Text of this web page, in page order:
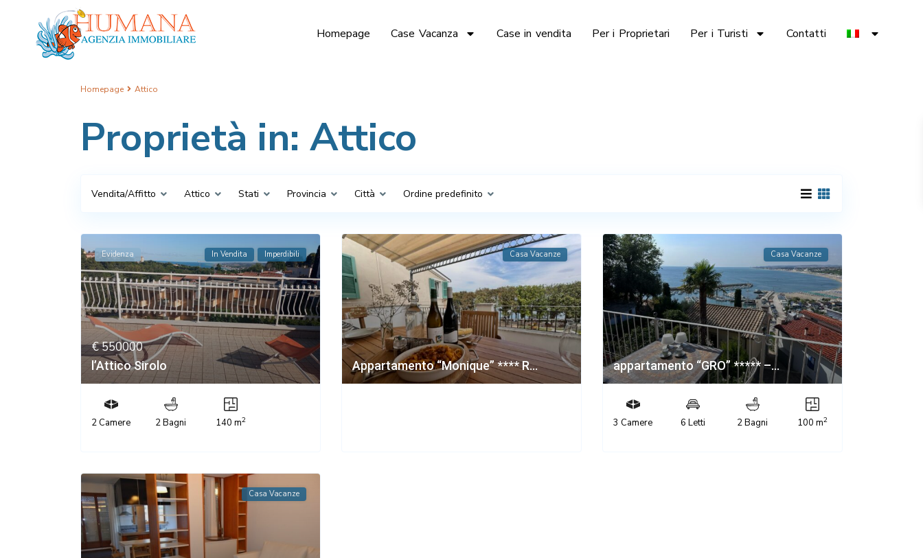
Homepage Case Vacanza Case in vendita Per i Proprietari Per i Turisti Contatti
Homepage Attico
Proprietà in: Attico
Vendita/Affitto Attico Stati Provincia Città Ordine predefinito
Evidenza In Vendita Imperdibili
€ 550000
l’Attico Sirolo
2 Camere 2 Bagni 140 m2
Casa Vacanze
Appartamento “Monique” **** R...
Casa Vacanze
appartamento “GRO” ***** –...
3 Camere 6 Letti 2 Bagni 100 m2
Casa Vacanze